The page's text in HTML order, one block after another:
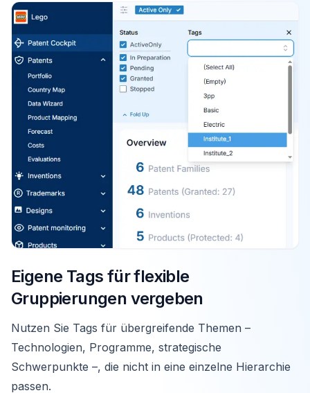
Eigene Tags für flexible
Gruppierungen vergeben
Nutzen Sie Tags für übergreifende Themen –
Technologien, Programme, strategische
Schwerpunkte –, die nicht in eine einzelne Hierarchie
passen.